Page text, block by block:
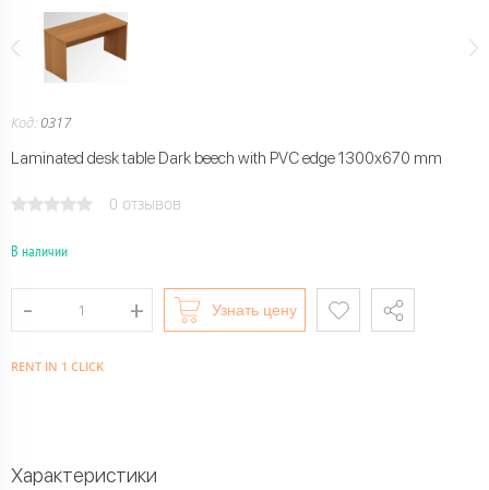
Код: 0317
Laminated desk table Dark beech with PVC edge 1300x670 mm
0 отзывов
В наличии
Узнать цену
RENT IN 1 CLICK
Характеристики